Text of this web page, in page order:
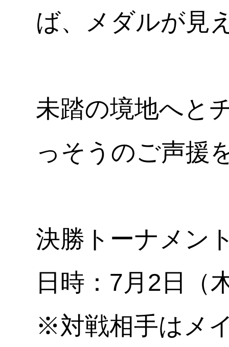
ば、メダルが見
未踏の境地へと
っそうのご声援
決勝トーナメン
日時：7月2日（
※対戦相手はメ